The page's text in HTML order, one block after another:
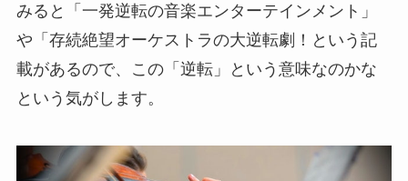
みると「一発逆転の音楽エンターテインメント」
や「存続絶望オーケストラの大逆転劇！という記
載があるので、この「逆転」という意味なのかな
という気がします。